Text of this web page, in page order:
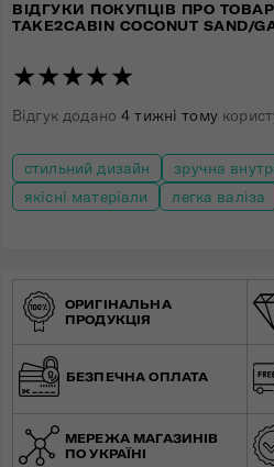
ВІДГУКИ ПОКУПЦІВ ПРО
TAKE2CABIN COCONUT SAND/
★★★★★
Відгук додано4 тижні тому
стильний дизайн
зручна
якісні матеріали
легка валіза
ОРИГІНАЛЬНА
ПРОДУКЦІЯ
БЕЗПЕЧНА ОПЛАТА
МЕРЕЖА МАГАЗИНІВ
ПО УКРАЇНІ